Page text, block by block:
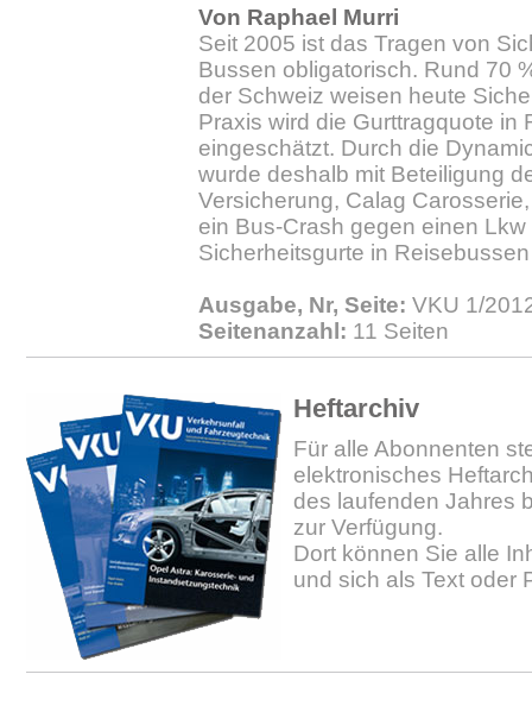
Von Raphael Murri
Seit 2005 ist das Tragen von
Bussen obligatorisch. Rund 70
der Schweiz weisen heute
Praxis wird die Gurttragquote in
eingeschätzt. Durch die
wurde deshalb mit Beteiligung
Versicherung, Calag
ein Bus-Crash gegen einen
Sicherheitsgurte in
Ausgabe, Nr, Seite: VKU 1/
Seitenanzahl: 11 Seiten
Heftarchiv
Für alle Abonnenten
elektronisches
des laufenden Jahres
zur Verfügung.
Dort können Sie alle
und sich als Text oder